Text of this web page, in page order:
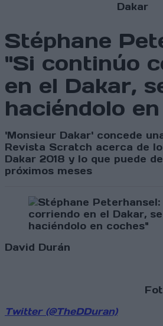
Dakar
Stéphane
"Si continúo
en el Dakar,
haciéndolo
'Monsieur Dakar' concede
Revista Scratch acerca de
Dakar 2018 y lo que puede
próximos meses
David Durán
Twitter (@TheDDuran)